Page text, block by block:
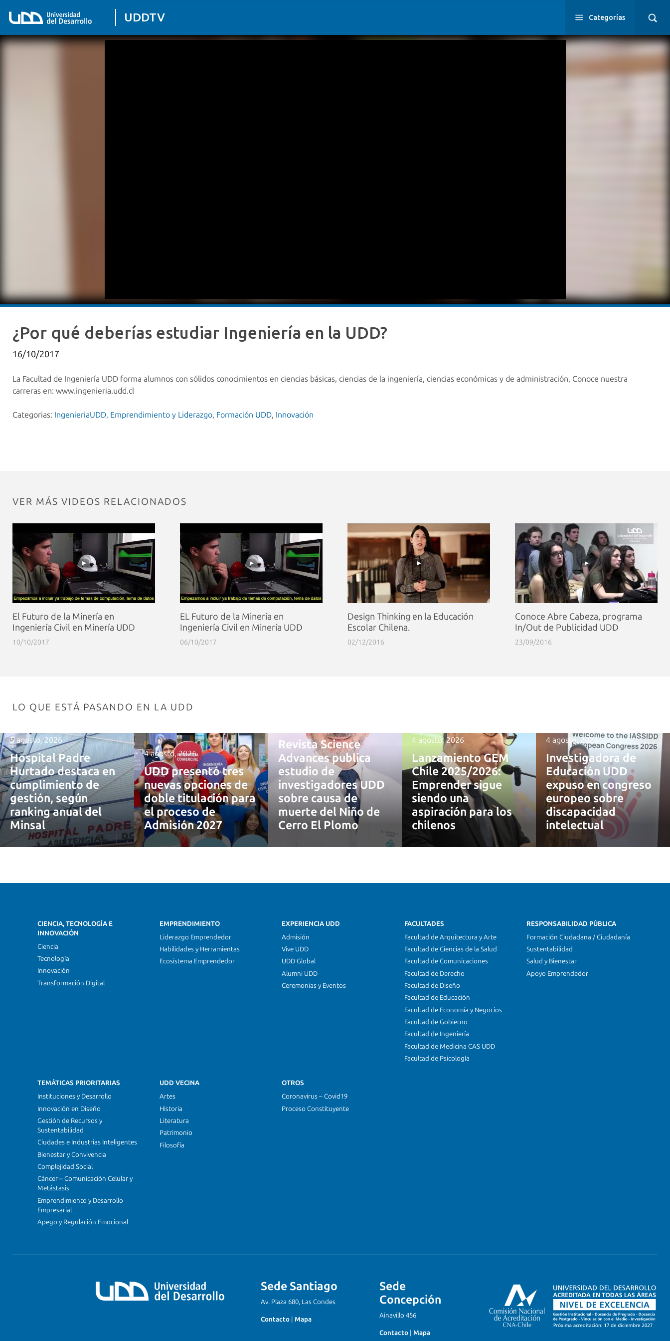
UDDTV Categorías
¿Por qué deberías estudiar Ingeniería en la UDD?
16/10/2017
La Facultad de Ingeniería UDD forma alumnos con sólidos conocimientos en ciencias básicas, ciencias de la ingeniería, ciencias económicas y de administración, Conoce nuestra
carreras en: www.ingenieria.udd.cl
Categorias: IngenieriaUDD, Emprendimiento y Liderazgo, Formación UDD, Innovación
VER MÁS VIDEOS RELACIONADOS
El Futuro de la Minería en
Ingeniería Civil en Minería UDD
10/10/2017
EL Futuro de la Minería en
Ingeniería Civil en Minería UDD
06/10/2017
Design Thinking en la Educación
Escolar Chilena.
02/12/2016
Conoce Abre Cabeza, programa
In/Out de Publicidad UDD
23/09/2016
LO QUE ESTÁ PASANDO EN LA UDD
5 agosto, 2026
Hospital Padre
Hurtado destaca en
cumplimiento de
gestión, según
ranking anual del
Minsal
4 agosto, 2026
UDD presentó tres
nuevas opciones de
doble titulación para
el proceso de
Admisión 2027
Revista Science
Advances publica
estudio de
investigadores UDD
sobre causa de
muerte del Niño de
Cerro El Plomo
4 agosto, 2026
Lanzamiento GEM
Chile 2025/2026:
Emprender sigue
siendo una
aspiración para los
chilenos
4 agosto, 2026
Investigadora de
Educación UDD
expuso en congreso
europeo sobre
discapacidad
intelectual
CIENCIA, TECNOLOGÍA E
INNOVACIÓN
Ciencia
Tecnología
Innovación
Transformación Digital
EMPRENDIMIENTO
Liderazgo Emprendedor
Habilidades y Herramientas
Ecosistema Emprendedor
EXPERIENCIA UDD
Admisión
Vive UDD
UDD Global
Alumni UDD
Ceremonias y Eventos
FACULTADES
Facultad de Arquitectura y Arte
Facultad de Ciencias de la Salud
Facultad de Comunicaciones
Facultad de Derecho
Facultad de Diseño
Facultad de Educación
Facultad de Economía y Negocios
Facultad de Gobierno
Facultad de Ingeniería
Facultad de Medicina CAS UDD
Facultad de Psicología
RESPONSABILIDAD PÚBLICA
Formación Ciudadana / Ciudadanía
Sustentabilidad
Salud y Bienestar
Apoyo Emprendedor
TEMÁTICAS PRIORITARIAS
Instituciones y Desarrollo
Innovación en Diseño
Gestión de Recursos y
Sustentabilidad
Ciudades e Industrias Inteligentes
Bienestar y Convivencia
Complejidad Social
Cáncer – Comunicación Celular y
Metástasis
Emprendimiento y Desarrollo
Empresarial
Apego y Regulación Emocional
UDD VECINA
Artes
Historia
Literatura
Patrimonio
Filosofía
OTROS
Coronavirus – Covid19
Proceso Constituyente
Sede Santiago
Av. Plaza 680, Las Condes
Contacto Mapa
Sede
Concepción
Ainavillo 456
Contacto Mapa